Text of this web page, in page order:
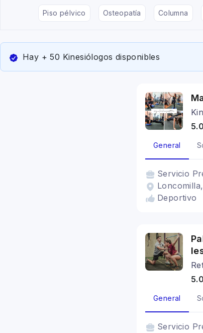
Piso pélvico Osteopatía Columna
Hay + 50 Kinesiólogos disponibles
5.0
General
Servicio
Deportivo
5.0
General
Servicio